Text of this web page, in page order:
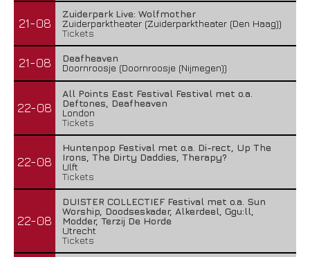
21-08
Zuiderpark Live: Wolfmother
Zuiderparktheater (Zuiderparktheater (Den Haag))
Tickets
21-08
Deafheaven
Doornroosje (Doornroosje (Nijmegen))
22-08
All Points East Festival Festival met o.a.
Deftones, Deafheaven
London
Tickets
22-08
Huntenpop Festival met o.a. Di-rect, Up The
Irons, The Dirty Daddies, Therapy?
Ulft
Tickets
22-08
DUISTER COLLECTIEF Festival met o.a. Sun
Worship, Doodseskader, Alkerdeel, Ggu:ll,
Modder, Terzij De Horde
Utrecht
Tickets